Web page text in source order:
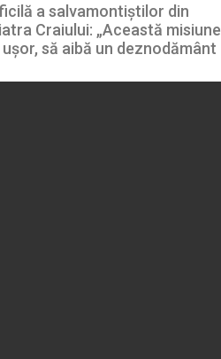
a salvamontiștilor din
Craiului: „Această misiune
să aibă un deznodământ